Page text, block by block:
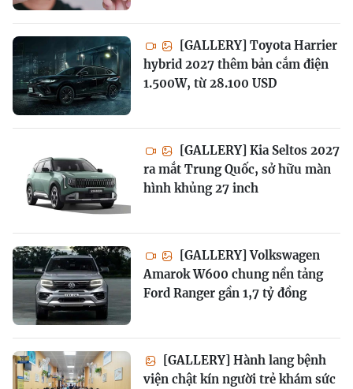
[GALLERY] Toyota Harrier
hybrid 2027 thêm bản cắm điện
1.500W, từ 28.100 USD
[GALLERY] Kia Seltos 2027
ra mắt Trung Quốc, sở hữu màn
hình khủng 27 inch
[GALLERY] Volkswagen
Amarok W600 chung nền tảng
Ford Ranger gần 1,7 tỷ đồng
[GALLERY] Hành lang bệnh
viện chật kín người trẻ khám sức